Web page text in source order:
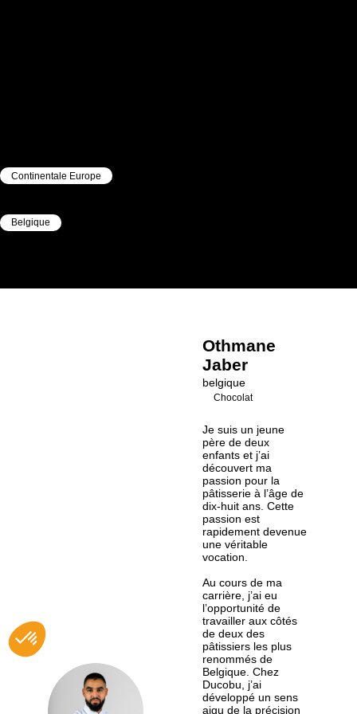
Continentale Europe
Belgique
Othmane
Jaber
belgique
Chocolat
Je suis un jeune
père de deux
enfants et j’ai
découvert ma
passion pour la
pâtisserie à l’âge de
dix-huit ans. Cette
passion est
rapidement devenue
une véritable
vocation.
Au cours de ma
carrière, j’ai eu
l’opportunité de
travailler aux côtés
de deux des
pâtissiers les plus
renommés de
Belgique. Chez
Ducobu, j’ai
développé un sens
aigu de la précision